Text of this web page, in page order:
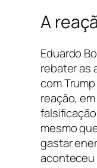
A
Eduardo
rebater as
com
reação,
mesmo
gastar